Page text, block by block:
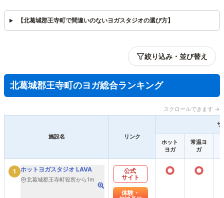
【北葛城郡王寺町で間違いのないヨガスタジオの選び方】
絞り込み・並び替え
北葛城郡王寺町のヨガ総合ランキング
スクロールできます →
施設名 リンク
サ
ホット
ヨガ
常温ヨ
ガ
1 ホットヨガスタジオ LAVA
北葛城郡王寺町役所から1m
公式
サイト
体験・
○ ○